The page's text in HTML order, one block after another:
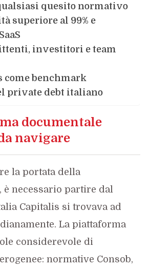
quesito normativo
superiore al 99% e
investitori e team
come benchmark
private debt italiano
documentale
navigare
la portata della
necessario partire dal
Capitalis si trovava ad
La piattaforma
considerevole di
normative Consob,